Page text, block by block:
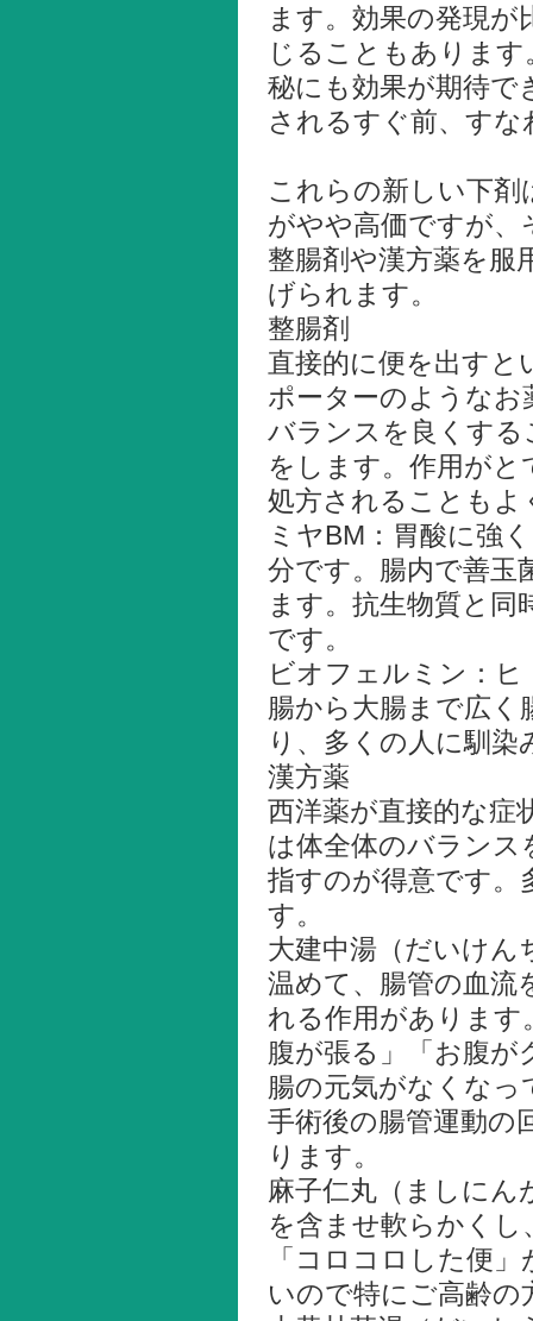
ます。効果の発現が
じることもありま
秘にも効果が期待で
されるすぐ前、す
これらの新しい下剤
がやや高価ですが、
整腸剤や漢方薬を服
げられます。
整腸剤
直接的に便を出すと
ポーターのようなお
バランスを良くす
をします。作用が
処方されることもよ
ミヤBM：胃酸に強
分です。腸内で善玉
ます。抗生物質と
です。
ビオフェルミン：
腸から大腸まで広
り、多くの人に馴
漢方薬
西洋薬が直接的な症
は体全体のバランス
指すのが得意です。
す。
大建中湯（だいけ
温めて、腸管の血流
れる作用があります
腹が張る」「お腹
腸の元気がなくな
手術後の腸管運動の
ります。
麻子仁丸（ましに
を含ませ軟らかくし
「コロコロした便
いので特にご高齢